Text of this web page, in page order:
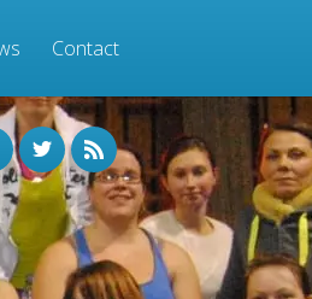
Contact